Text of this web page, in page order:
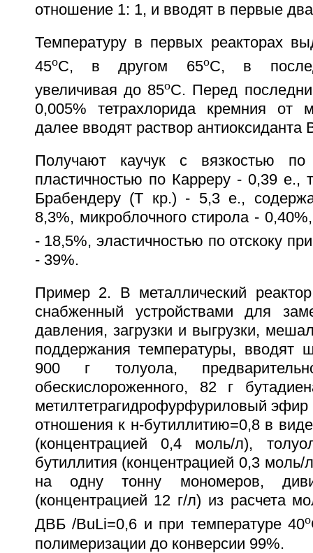
отношение 1: 1, и вводят в первые
Температуру в первых реакторах
45oС, в другом 65oС, в
увеличивая до 85oС. Перед
0,005% тетрахлорида кремния от
далее вводят раствор антиоксиданта
Получают каучук с вязкостью
пластичностью по Карреру - 0,39 е.,
Брабендеру (Т кр.) - 5,3 е.,
8,3%, микроблочного стирола -
- 18,5%, эластичностью по отскоку
- 39%.
Пример 2. В металлический
снабженный устройствами для
давления, загрузки и выгрузки,
поддержания температуры, вводят
900 г толуола,
обескислороженного, 82 г
метилтетрагидрофурфуриловый эфир
отношения к н-бутиллитию=0,8 в
(концентрацией 0,4 моль/л),
бутиллития (концентрацией 0,3 моль/
на одну тонну мономеров,
(концентрацией 12 г/л) из расчета
ДВБ /BuLi=0,6 и при температуре 40o
полимеризации до конверсии 99%.